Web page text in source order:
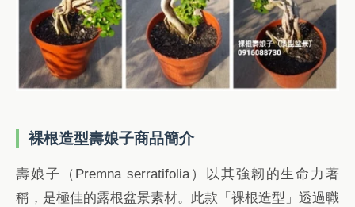
裸根造型壽娘子商品簡介
壽娘子（Premna serratifolia）以其強韌的生命力著
稱，是極佳的露根盆景素材。此款「裸根造型」透過職